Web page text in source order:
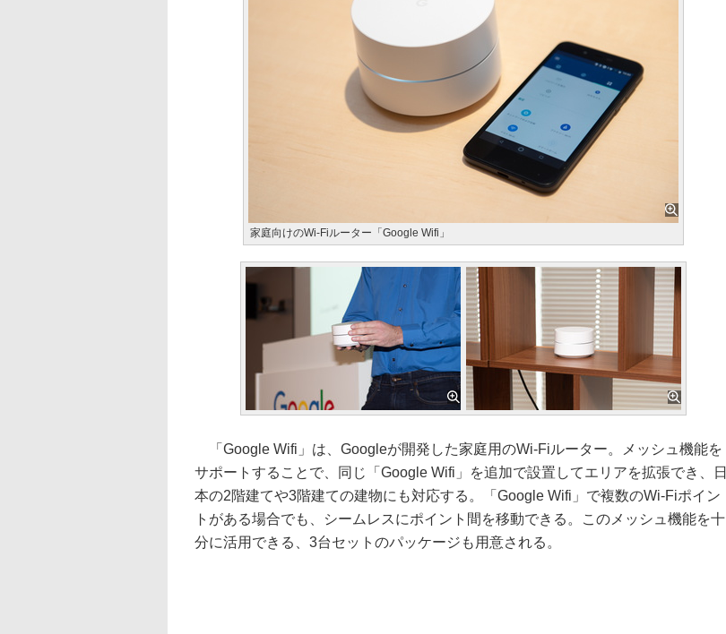
家庭向けのWi-Fiルーター「Google Wifi」
「Google Wifi」は、Googleが開発した家庭用のWi-Fiルーター。メッシュ機能を
サポートすることで、同じ「Google Wifi」を追加で設置してエリアを拡張でき、日
本の2階建てや3階建ての建物にも対応する。「Google Wifi」で複数のWi-Fiポイン
トがある場合でも、シームレスにポイント間を移動できる。このメッシュ機能を十
分に活用できる、3台セットのパッケージも用意される。